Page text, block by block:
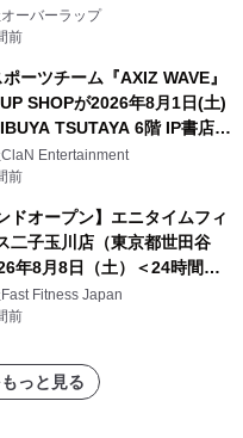
ーバーラップ
前
ーツチーム『AXIZ WAVE』
SHOPが2026年8月1日(土)
TSUTAYA 6階 IP書店で
！！Entertainment
前
ドオープン】エニタイムフィ
二子玉川店（東京都世田谷
年8月8日（土）＜24時間年
フィットネスジム＞
Fitness Japan
前
っと見る